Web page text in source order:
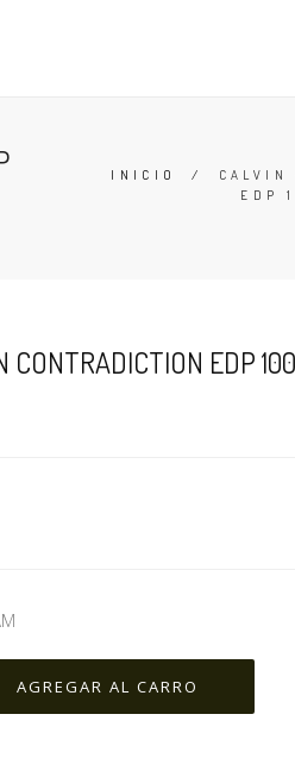
INICIO /
CALVIN
EDP
CONTRADICTION EDP